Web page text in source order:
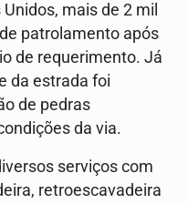
Unidos, mais de 2 mil
patrolamento após
de requerimento. Já
da estrada foi
de pedras
da via.
serviços com
retroescavadeira